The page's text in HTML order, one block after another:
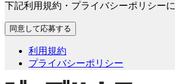
下記利用規約・プライバシーポリシーに
利用規約
プライバシーポリシー